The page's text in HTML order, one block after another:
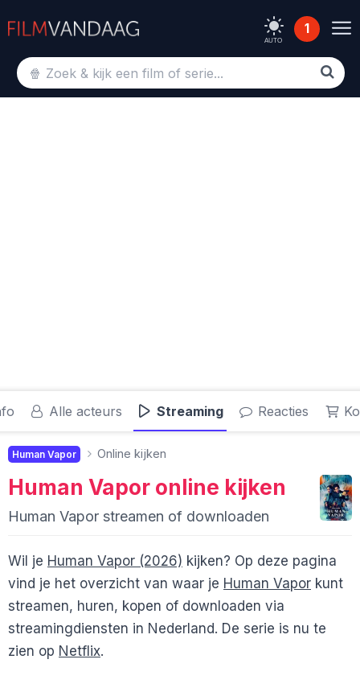
AUTO
1
Alle acteurs Streaming Reacties
Human Vapor Online kijken
Human Vapor online kijken
Human Vapor streamen of downloaden
Wil je Human Vapor (2026) kijken? Op deze pagina
vind je het overzicht van waar je Human Vapor kunt
streamen, huren, kopen of downloaden via
streamingdiensten in Nederland. De serie is nu te
zien op Netflix.